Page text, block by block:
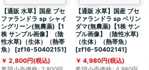
【通販 水草】国産 ブセ
ファランドラ sp シャイ
ングリーン(無農薬)【1
株 サンプル画像】（陰
性水草)（生体）（熱帯
魚）
[zf16-50402151]
2,800円(税込)
【通販 水草】国産 ブセ
ファランドラ sp ベリン
ダマ(無農薬)【1株 サン
プル画像】（陰性水草)
（生体）（熱帯魚）
[zf16-50402141]
4,980円(税込)